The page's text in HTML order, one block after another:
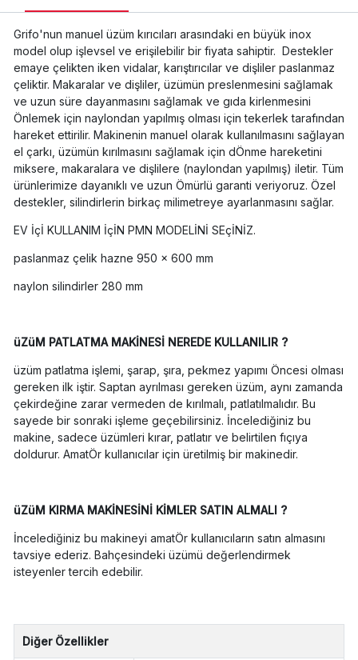
Grifo'nun manuel üzüm kırıcıları arasındaki en büyük inox
model olup işlevsel ve erişilebilir bir fiyata sahiptir. Destekler
emaye çelikten iken vidalar, karıştırıcılar ve dişliler paslanmaz
çeliktir. Makaralar ve dişliler, üzümün preslenmesini sağlamak
ve uzun süre dayanmasını sağlamak ve gıda kirlenmesini
Önlemek için naylondan yapılmış olması için tekerlek tarafından
hareket ettirilir. Makinenin manuel olarak kullanılmasını sağlayan
el çarkı, üzümün kırılmasını sağlamak için dÖnme hareketini
miksere, makaralara ve dişlilere (naylondan yapılmış) iletir. Tüm
ürünlerimize dayanıklı ve uzun Ömürlü garanti veriyoruz. Özel
destekler, silindirlerin birkaç milimetreye ayarlanmasını sağlar.
EV İçİ KULLANIM İçİN PMN MODELİNİ SEçİNİZ.
paslanmaz çelik hazne 950 × 600 mm
naylon silindirler 280 mm
üZüM PATLATMA MAKİNESİ NEREDE KULLANILIR ?
üzüm patlatma işlemi, şarap, şıra, pekmez yapımı Öncesi olması
gereken ilk iştir. Saptan ayrılması gereken üzüm, aynı zamanda
çekirdeğine zarar vermeden de kırılmalı, patlatılmalıdır. Bu
sayede bir sonraki işleme geçebilirsiniz. İncelediğiniz bu
makine, sadece üzümleri kırar, patlatır ve belirtilen fıçıya
doldurur. AmatÖr kullanıcılar için üretilmiş bir makinedir.
üZüM KIRMA MAKİNESİNİ KİMLER SATIN ALMALI ?
İncelediğiniz bu makineyi amatÖr kullanıcıların satın almasını
tavsiye ederiz. Bahçesindeki üzümü değerlendirmek
isteyenler tercih edebilir.
Diğer Özellikler